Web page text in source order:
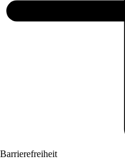
Barrierefreiheit